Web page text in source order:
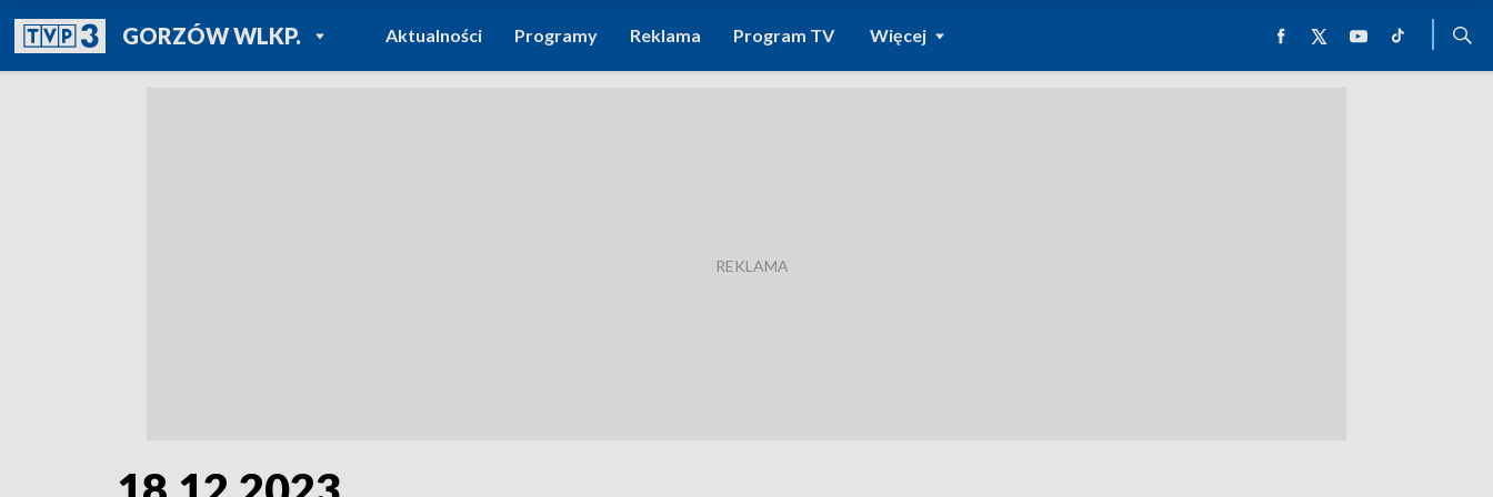
GORZÓW WLKP.POWRÓT DO
TVP REGIONY
Aktualności Programy Reklama Program TV Więcej